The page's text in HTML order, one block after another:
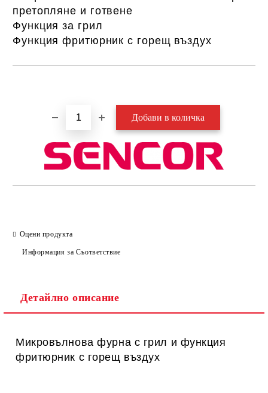
претопляне и готвене
Функция за грил
Функция фритюрник с горещ въздух
Оцени продукта
Информация за Съответствие
Детайлно описание
Микровълнова фурна с грил и функция
фритюрник с горещ въздух